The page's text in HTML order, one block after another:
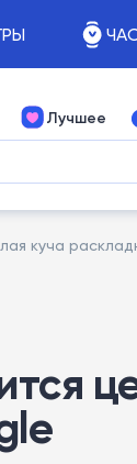
Лучшее
куча